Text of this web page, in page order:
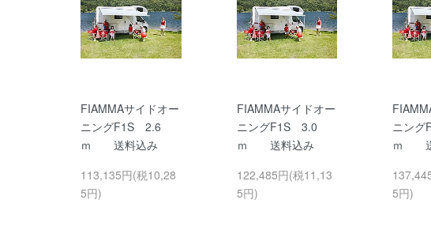
FIAMMAサイドオー
ニングF1S 2.6
ｍ 送料込み
113,135円(税10,28
5円)
FIAMMAサイドオー
ニングF1S 3.0
ｍ 送料込み
122,485円(税11,13
5円)
ニン
ｍ 送
5円)